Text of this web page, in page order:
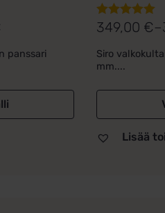
panssari
Arvostelu
5.00 / 5
349,00 €–
349,00 €
-
379,00 €
Siro
mm....
Lisää